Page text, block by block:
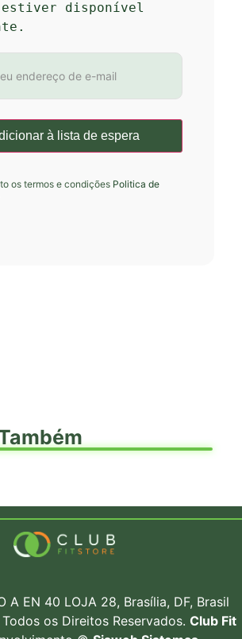
estiver disponível
os termos e condições Politica de
A EN 40 LOJA 28, Brasília, DF, Brasil
Todos os Direitos Reservados. Club Fit